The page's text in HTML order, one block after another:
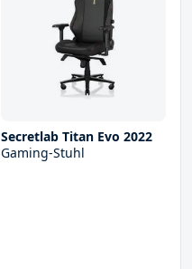
Secretlab Titan Evo 2022
Gaming-Stuhl